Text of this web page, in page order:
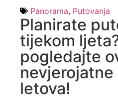
Panorama, Putovanja
Planirate
tijekom
pogledajte
letova!